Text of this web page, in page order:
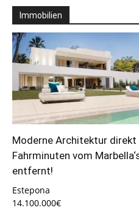
Immobilien
Moderne Architektur direkt
Fahrminuten vom
entfernt!
Estepona
14.100.000€